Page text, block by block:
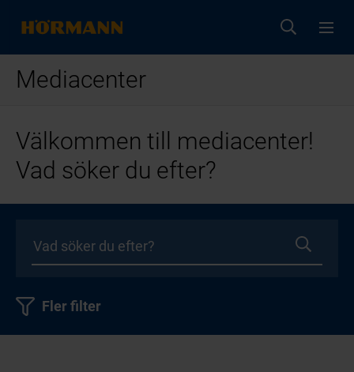
Mediacenter
Välkommen till mediacenter!
Vad söker du efter?
Fler filter